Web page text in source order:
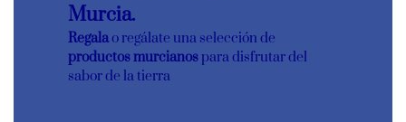
Murcia.
Regalao regálate una selección de
productos murcianospara disfrutar del
sabor de la tierra